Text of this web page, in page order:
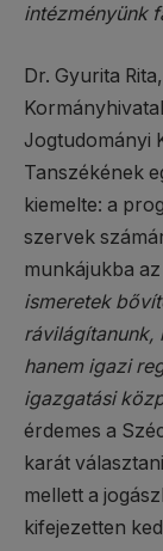
intézményünk
Dr. Gyurita
Jogtudományi
Tanszékének
kiemelte: a
szervek
munkájukba
ismeretek
rávilágítanunk,
hanem igazi
igazgatási
érdemes a
karát
mellett a
kifejezetten